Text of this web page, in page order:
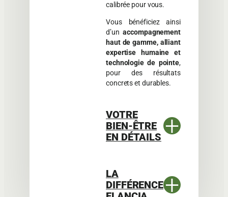
calibrée pour vous.
Vous bénéficiez ainsi
d’unaccompagnement
haut de gamme, alliant
expertise humaine et
technologie de pointe,
pour des résultats
concrets et durables.
VOTRE
BIEN-ÊTRE
EN DÉTAILS +
LA
DIFFÉRENCE+